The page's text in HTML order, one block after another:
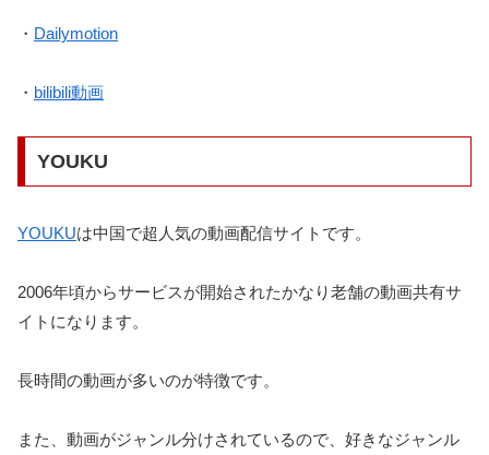
・ Dailymotion
・ bilibili動画
YOUKU
YOUKUは中国で超人気の動画配信サイトです。
2006年頃からサービスが開始されたかなり老舗の動画共有サ
イトになります。
長時間の動画が多いのが特徴です。
また、動画がジャンル分けされているので、好きなジャンル